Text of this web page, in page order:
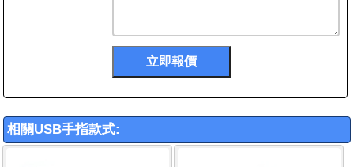
相關USB手指款式: